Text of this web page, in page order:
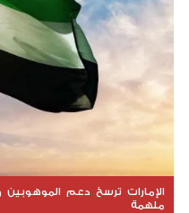
الإمارات ترسخ دعم
ملهمة